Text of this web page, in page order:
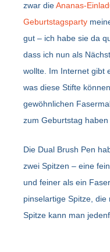
zwar dieAnanas-
Geburtstagsparty
gut – ich habe sie da
dass ich nun als
wollte. Im Internet gibt
was diese Stifte
gewöhnlichen
zum Geburtstag haben
Die Dual Brush Pen
zwei Spitzen – eine
und feiner als ein
pinselartige Spitze,
Spitze kann man